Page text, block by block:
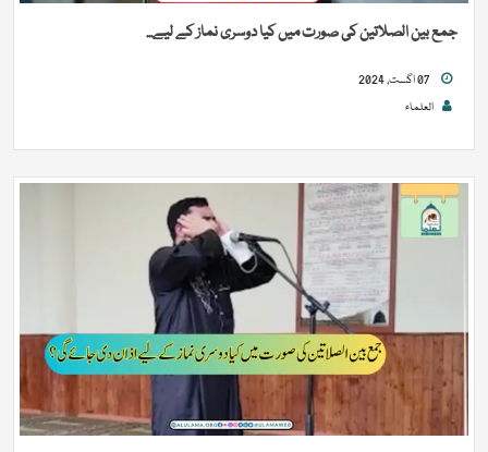
جمع بین الصلاتین کی صورت میں کیا دوسری نماز کے لیے...
العلماء